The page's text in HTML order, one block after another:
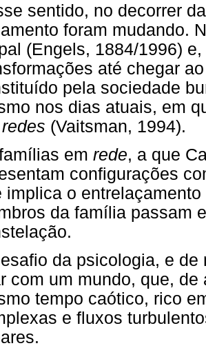
sentido, no decorrer
foram mudando.
(Engels, 1884/1996)
até chegar
pela sociedade
nos dias atuais, em
redes (Vaitsman, 1994).
em rede, a que
configurações
implica o
da família passam
da psicologia, e
com um mundo, que,
tempo caótico, rico
e fluxos